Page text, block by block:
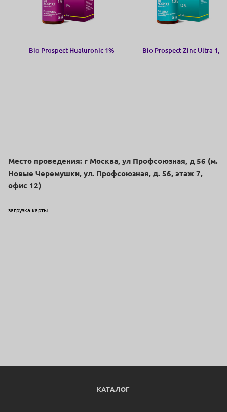
Bio Prospect Hualuronic 1% Bio Prospect Zinc Ultra
Место проведения: г Москва, ул Профсоюзная, д 56 (м.
Новые Черемушки, ул. Профсоюзная, д. 56, этаж 7,
офис 12)
загрузка карты...
КАТАЛОГ